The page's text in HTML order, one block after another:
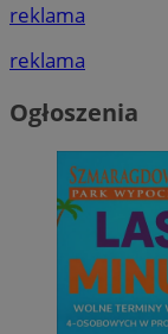
reklama
reklama
Ogłoszenia